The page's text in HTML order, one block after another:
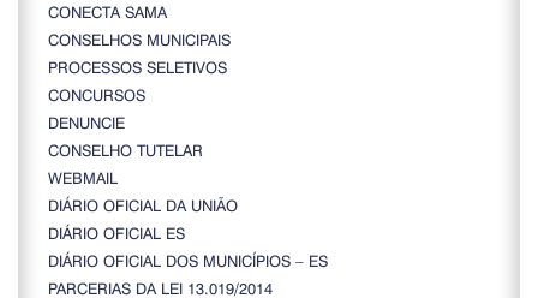
CONECTA SAMA
CONSELHOS MUNICIPAIS
PROCESSOS SELETIVOS
CONCURSOS
DENUNCIE
CONSELHO TUTELAR
WEBMAIL
DIÁRIO OFICIAL DA UNIÃO
DIÁRIO OFICIAL ES
DIÁRIO OFICIAL DOS MUNICÍPIOS – ES
PARCERIAS DA LEI 13.019/2014